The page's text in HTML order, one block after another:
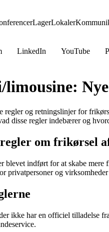
LagerLokaler
LinkedIn YouTube
regler og retningslinjer for
disse regler indebærer og
om frikørsel
blevet indført for at skabe
privatpersoner og
ikke har en officiel tilladelse